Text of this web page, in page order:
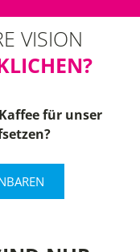
VISION
für unser